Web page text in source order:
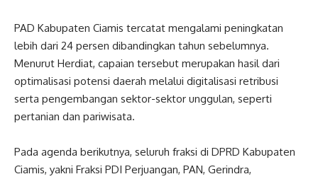
PAD Kabupaten Ciamis tercatat mengalami peningkatan
lebih dari 24 persen dibandingkan tahun sebelumnya.
Menurut Herdiat, capaian tersebut merupakan hasil dari
optimalisasi potensi daerah melalui digitalisasi retribusi
serta pengembangan sektor-sektor unggulan, seperti
pertanian dan pariwisata.
Pada agenda berikutnya, seluruh fraksi di DPRD Kabupaten
Ciamis, yakni Fraksi PDI Perjuangan, PAN, Gerindra,